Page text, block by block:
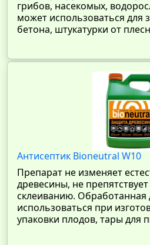
грибов, насекомых,
может использоваться для
бетона, штукатурки от
Антисептик Bioneutral W10
Препарат не изменяет
древесины, не
склеиванию.
использоваться при
упаковки плодов, тары для